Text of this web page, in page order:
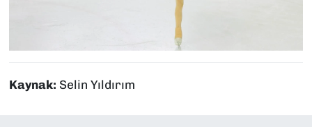
Kaynak: Selin Yıldırım